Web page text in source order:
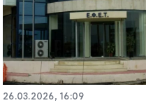
26.03.2026, 16:09